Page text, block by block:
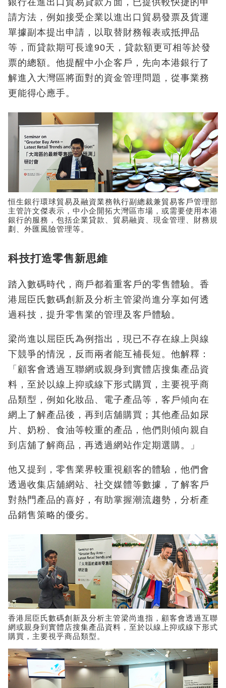
請方法，例如接受企業以進出口貿易發票及貨運
單據副本提出申請，以取替財務報表或抵押品
等，而貸款期可長達90天，貸款額更可相等於發
票的總額。他提醒中小企客戶，先向本港銀行了
解進入大灣區將面對的資金管理問題，從事業務
更能得心應手。
恒生銀行環球貿易及融資業務執行副總裁兼貿易客戶管理部
主管許文傑表示，中小企開拓大灣區市場，或需要使用本港
銀行的服務，包括企業貸款、貿易融資、現金管理、財務規
劃、外匯風險管理等。
科技打造零售新思維
踏入數碼時代，商戶都着重客戶的零售體驗。香
港屈臣氏數碼創新及分析主管梁尚進分享如何透
過科技，提升零售業的管理及客戶體驗。
梁尚進以屈臣氏為例指出，現已不存在線上與線
下競爭的情況，反而兩者能互補長短。他解釋：
「顧客會透過互聯網或親身到實體店搜集產品資
料，至於以線上抑或線下形式購買，主要視乎商
品類型，例如化妝品、電子產品等，客戶傾向在
網上了解產品後，再到店舖購買；其他產品如尿
片、奶粉、食油等較重的產品，他們則傾向親自
到店舖了解商品，再透過網站作定期選購。」
他又提到，零售業界較重視顧客的體驗，他們會
透過收集店舖網站、社交媒體等數據，了解客戶
對熱門產品的喜好，有助掌握潮流趨勢，分析產
品銷售策略的優劣。
香港屈臣氏數碼創新及分析主管梁尚進指，顧客會透過互聯
網或親身到實體店搜集產品資料，至於以線上抑或線下形式
購買，主要視乎商品類型。